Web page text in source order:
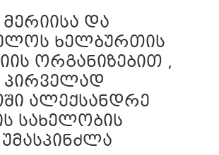
და
ხელბურთის
ორგანიზებით ,
პირველად
ალექსანდრე
სახელობის